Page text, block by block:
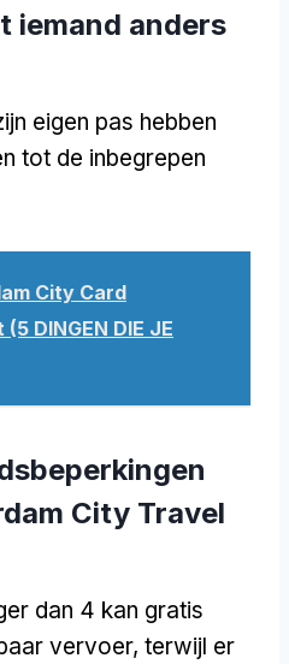
iemand anders
eigen pas hebben
tot de inbegrepen
City Card
DINGEN DIE JE
City Travel
dan 4 kan gratis
vervoer, terwijl er